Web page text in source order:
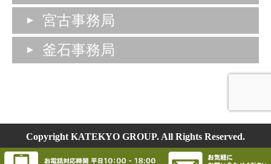
宮古事務局
釜石事務局
Copyright KATEKYO GROUP. All Rights Reserved.